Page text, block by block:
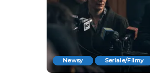
Newsy Seriale/Filmy